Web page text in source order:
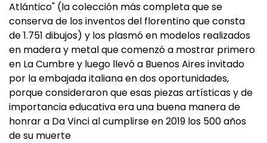
Atlántico" (la colección más completa que se
conserva de los inventos del florentino que consta
de 1.751 dibujos) y los plasmó en modelos realizados
en madera y metal que comenzó a mostrar primero
en La Cumbre y luego llevó a Buenos Aires invitado
por la embajada italiana en dos oportunidades,
porque consideraron que esas piezas artísticas y de
importancia educativa era una buena manera de
honrar a Da Vinci al cumplirse en 2019 los 500 años
de su muerte